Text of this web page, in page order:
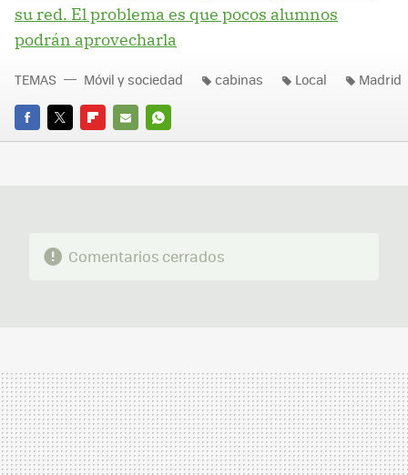
su red. El problema es que pocos alumnos
podrán aprovecharla
FACEBOOK
TWITTERFLIPBOARD
E-
WHATSAPP
TEMAS Móvil y sociedad cabinas Local Madrid
Comentarios cerrados